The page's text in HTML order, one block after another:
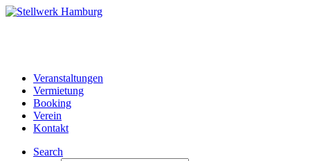
Veranstaltungen
Vermietung
Booking
Verein
Kontakt
Search